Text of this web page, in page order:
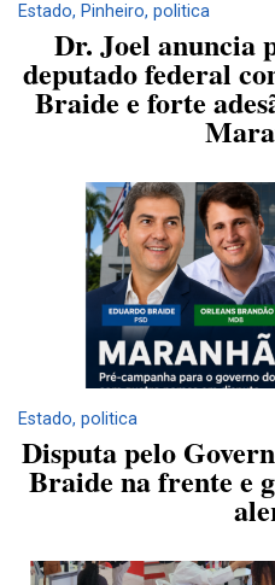
Estado, Pinheiro, politica
Dr. Joel anuncia
deputado federal
Braide e forte
Estado, politica
Disputa pelo
Braide na frente e